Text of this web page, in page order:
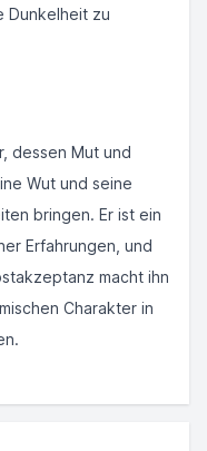
Dunkelheit zu
dessen Mut und
Wut und seine
bringen. Er ist ein
Erfahrungen, und
macht ihn
Charakter in